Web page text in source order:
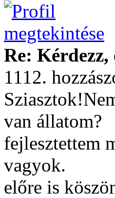
Re: Kérdezz,
1112.
van állatom?
fejlesztettem
vagyok.
előre is